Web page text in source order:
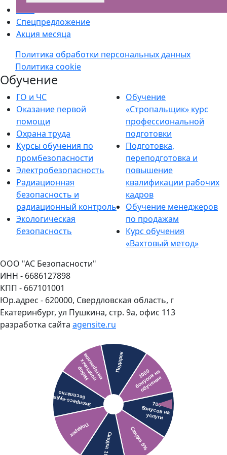
Спецпредложение
Акция месяца
Политика обработки персональных данных
Политика cookie
Обучение
ГО и ЧС
Оказание первой
помощи
Охрана труда
Курсы обучения по
промбезопасности
Электробезопасность
Радиационная
безопасность и
радиационный контроль
Экологическая
безопасность
Обучение
«Стропальщик» курс
профессиональной
подготовки
Подготовка,
переподготовка и
повышение
квалификации рабочих
кадров
Обучение менеджеров
по продажам
Курс обучения
«Вахтовый метод»
ООО "АС Безопасности"
ИНН - 6686127898
КПП - 667101001
Юр.адрес - 620000, Свердловская область, г
Екатеринбург, ул Пушкина, стр. 9а, офис 113
разработка сайта agensite.ru